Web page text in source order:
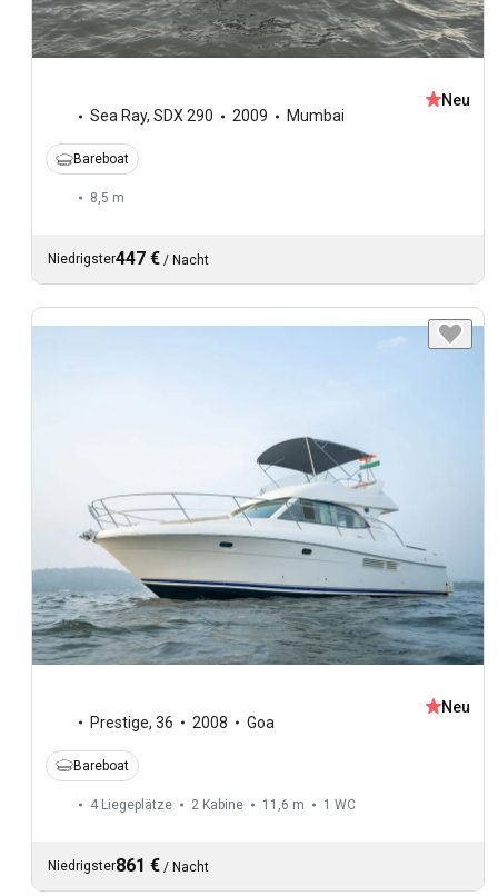
Sea Ray, SDX 290 2009 Mumbai
Neu
Bareboat
8,5 m
Niedrigster447 € / Nacht
Prestige, 36 2008 Goa
Neu
Bareboat
4 Liegeplätze 2 Kabine 11,6 m 1 WC
Niedrigster861 € / Nacht